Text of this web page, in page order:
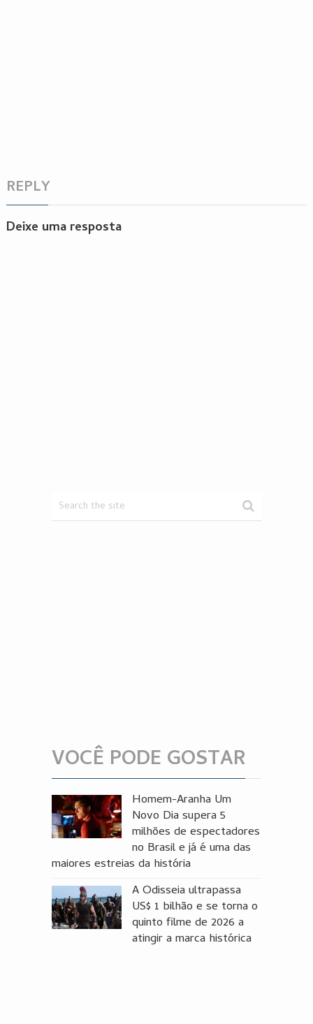
REPLY
Deixe uma resposta
VOCÊ PODE GOSTAR
Homem-Aranha Um
Novo Dia supera 5
milhões de espectadores
no Brasil e já é uma das
maiores estreias da história
A Odisseia ultrapassa
US$ 1 bilhão e se torna o
quinto filme de 2026 a
atingir a marca histórica